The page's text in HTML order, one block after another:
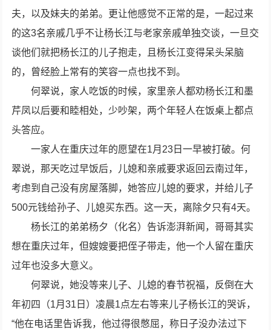
夫，以及妹夫的弟弟。更让他感觉不正常的是，一起过来
的这3名亲戚几乎不让杨长江与老家亲戚单独交谈，一旦交
谈他们就把杨长江的儿子抱走，且杨长江变得呆头呆脑
的，曾经脸上常有的笑容一点也找不到。
何翠说，家人吃饭的时候，家里亲人都劝杨长江和墨
芹凤以后要和睦相处，少吵架，两个年轻人在饭桌上都点
头答应。
一家人在重庆过年的愿望在1月23日一早被打破。何
翠说，那天吃过早饭后，儿媳和亲戚要求返回云南过年，
考虑到自己没有房屋落脚，她答应儿媳的要求，并给儿子
500元钱给孙子、儿媳买东西。这一天，离除夕只有4天。
杨长江的弟弟杨夕（化名）告诉澎湃新闻，哥哥其实
想在重庆过年，但嫂嫂要把侄子带走，他一个人留在重庆
过年也没多大意义。
何翠说，她没等来儿子、儿媳的春节祝福，反倒在大
年初四（1月31日）凌晨1点左右等来儿子杨长江的哭诉，
“他在电话里告诉我，他过得很憋屈，称日子没办法过下